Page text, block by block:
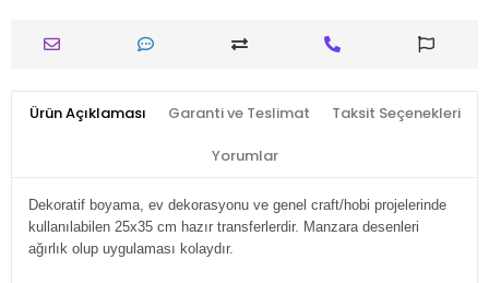
Ürün Açıklaması Garanti ve Teslimat Taksit Seçenekleri
Yorumlar
Dekoratif boyama, ev dekorasyonu ve genel craft/hobi projelerinde
kullanılabilen 25x35 cm hazır transferlerdir. Manzaradesenleri
ağırlık olup uygulaması kolaydır.